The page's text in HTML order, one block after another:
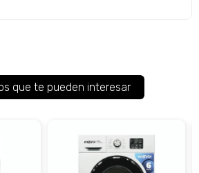
que te pueden interesar